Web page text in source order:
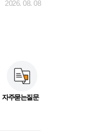
2026. 08. 08
자주묻는질문